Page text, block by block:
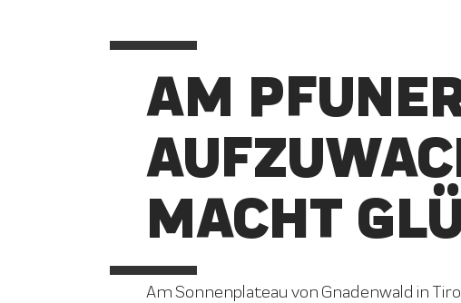
AM
MACHT
Am Sonnenplateau von Gnadenwald in